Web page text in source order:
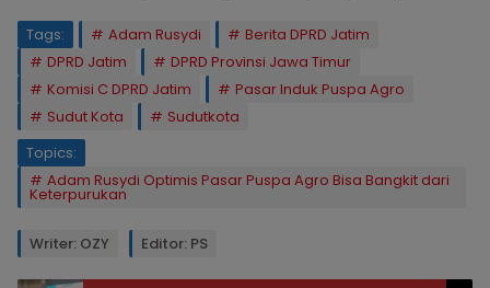
Tags: Adam Rusydi
Berita DPRD Jatim
DPRD Jatim
DPRD Provinsi Jawa Timur
Komisi C DPRD Jatim
Pasar Induk Puspa Agro
Sudut Kota
Sudutkota
Topics:
Adam Rusydi Optimis Pasar Puspa Agro Bisa Bangkit dari
Keterpurukan
Writer: OZY Editor: PS